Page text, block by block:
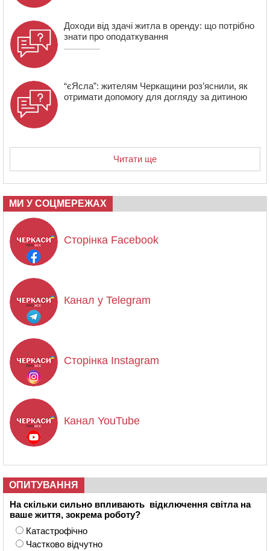
Доходи від здачі житла в оренду: що потрібно
знати про оподаткування
“єЯсла”: жителям Черкащини роз’яснили, як
отримати допомогу для догляду за дитиною
Читати ще
МИ У СОЦМЕРЕЖАХ
Сторінка Facebook
Канал у Telegram
Сторінка Instagram
Канал YouTube
ОПИТУВАННЯ
На скільки сильно впливають відключення світла на
ваше життя, зокрема роботу?
Катастрофічно
Частково відчутно